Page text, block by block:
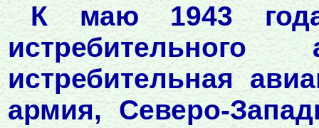
К маю 1943 года
истребительная
армия, Северо-